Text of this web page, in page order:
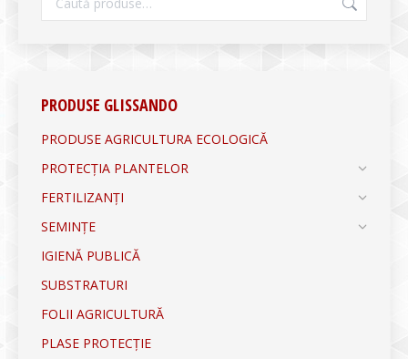
PRODUSE GLISSANDO
PRODUSE AGRICULTURA ECOLOGICĂ
PROTECȚIA PLANTELOR
FERTILIZANȚI
SEMINȚE
IGIENĂ PUBLICĂ
SUBSTRATURI
FOLII AGRICULTURĂ
PLASE PROTECȚIE